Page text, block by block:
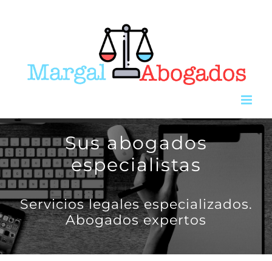
Sus abogados
especialistas
Servicios legales especializados.
Abogados expertos